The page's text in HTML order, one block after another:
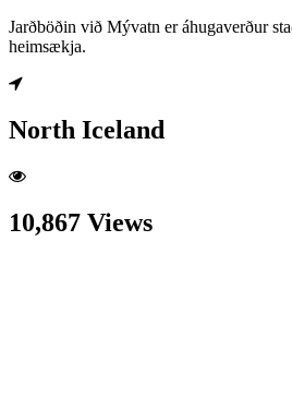
Jarðböðin við Mývatn er áhugaverður
heimsækja.
North Iceland
10,867 Views